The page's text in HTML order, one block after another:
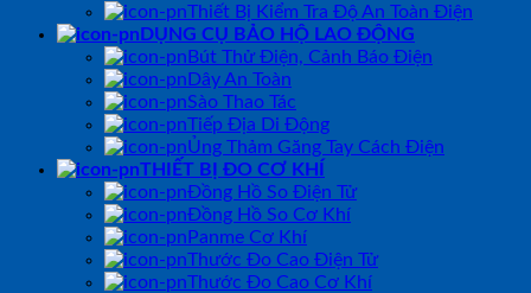
Thiết Bị Kiểm Tra Độ An Toàn Điện
DỤNG CỤ BẢO HỘ LAO ĐỘNG
Bút Thử Điện, Cảnh Báo Điện
Dây An Toàn
Sào Thao Tác
Tiếp Địa Di Động
Ủng Thảm Găng Tay Cách Điện
THIẾT BỊ ĐO CƠ KHÍ
Đồng Hồ So Điện Tử
Đồng Hồ So Cơ Khí
Panme Cơ Khí
Thước Đo Cao Điện Tử
Thước Đo Cao Cơ Khí